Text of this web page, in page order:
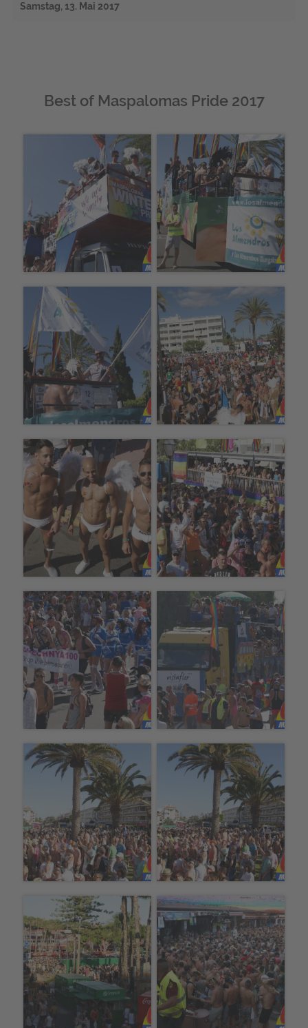
Samstag, 13. Mai 2017
Best of Maspalomas Pride 2017